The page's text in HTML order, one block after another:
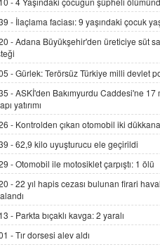
ADEM AKÖL
Şamar: Sednaya
11.12.2024 12:30
Gerçek Ne, Algı Ne?
Yürüyoruz" Cümlesinin
19.07.2025 12:45
GÖNÜL MENEKŞE
Şifacının Yolu
04.11.2025 12:56
- İlaçlama faciası: 9 yaşındaki çocuk
-Adana Büyükşehir'den üreticiye süt
-Gürlek: Terörsüz Türkiye milli devlet
-ASKİ'den Bakımyurdu Caddesi'ne 17
yatırımı
- Kontrolden çıkan otomobil iki
-62,9 kilo uyuşturucu ele geçirildi
-Otomobil ile motosiklet çarpıştı: 1 ölü
-22 yıl hapis cezası bulunan firari
- Parkta bıçaklı kavga: 2 yaralı
-Tır dorsesi alev aldı